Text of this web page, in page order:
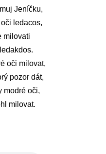
Jeníčku,
ledacos,
milovati
oči milovat,
pozor dát,
modré oči,
milovat.